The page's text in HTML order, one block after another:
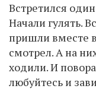
Встретился
Начали гулять.
пришли вместе
смотрел. А на
ходили. И
любуйтесь и